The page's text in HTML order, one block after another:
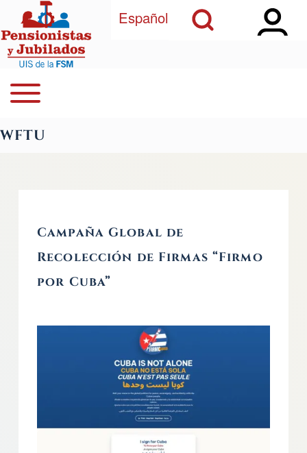
Pasar al contenido principal
Close Search Block
Open Sidebar
Open Search Block
Español
Navegación principal
Open or Close horizontal Main Menu
WFTU
Campaña Global de
Recolección de Firmas “Firmo
por Cuba”